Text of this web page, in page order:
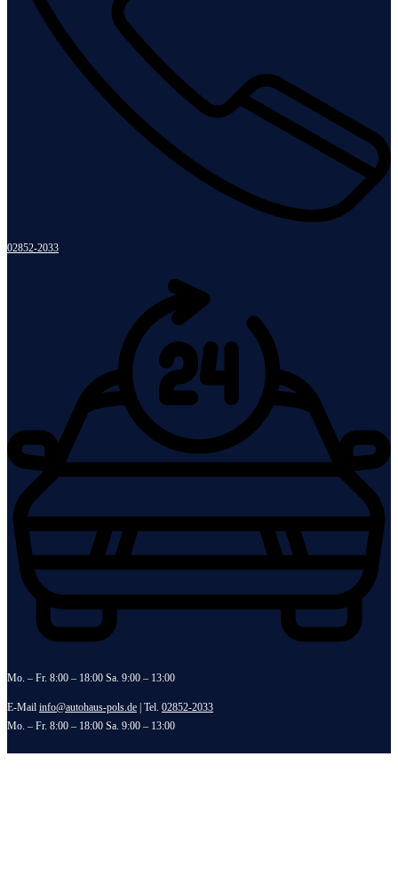
02852-2033
Mo. – Fr. 8:00 – 18:00 Sa. 9:00 – 13:00
E-Mail info@autohaus-pols.de | Tel. 02852-2033
Mo. – Fr. 8:00 – 18:00 Sa. 9:00 – 13:00